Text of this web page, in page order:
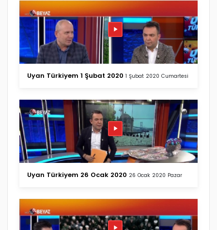
Uyan Türkiyem 1 Şubat 2020 1 Şubat 2020 Cumartesi
Uyan Türkiyem 26 Ocak 2020 26 Ocak 2020 Pazar